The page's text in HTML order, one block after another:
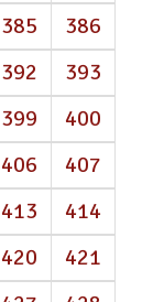
385
386
392
393
399
400
406
407
413
414
420
421